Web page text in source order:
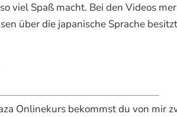
viel Spaß macht. Bei den Videos
über die japanische Sprache
Onlinekurs bekommst du von mir